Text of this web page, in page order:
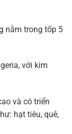
nằm trong tốp 5
với kim
và có triển
hạt tiêu, quê,